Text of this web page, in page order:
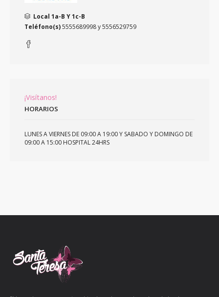
Local 1a-B Y 1c-B
Teléfono(s)5555689998 y 5556529759
¡Visítanos!
HORARIOS
LUNES A VIERNES DE 09:00 A 19:00 Y SABADO Y DOMINGO DE
09:00 A 15:00 HOSPITAL 24HRS